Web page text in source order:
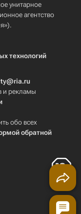
унитарное
агентство
технологий
и рекламы
обо всех
обратной